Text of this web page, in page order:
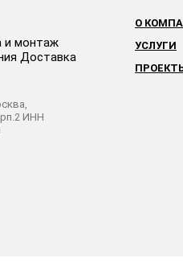
и монтаж
Доставка
ИНН
О
УСЛУГИ